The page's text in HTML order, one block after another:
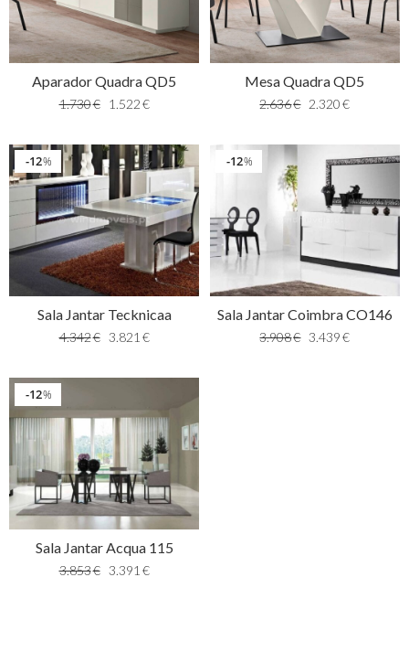
Aparador Quadra QD5
1.730€ 1.522€
Mesa Quadra QD5
2.636€ 2.320 €
%
12
Sala Jantar Tecknicaa
4.342€ 3.821 €
%
12
Sala Jantar Coimbra CO146
3.908€ 3.439 €
%
12
Sala Jantar Acqua 115
3.853€ 3.391 €